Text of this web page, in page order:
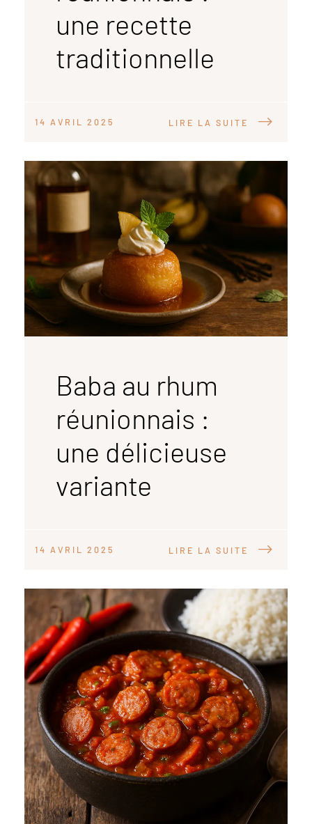
une recette
traditionnelle
14 AVRIL 2025 LIRE LA SUITE
Baba au rhum
réunionnais :
une délicieuse
variante
14 AVRIL 2025 LIRE LA SUITE